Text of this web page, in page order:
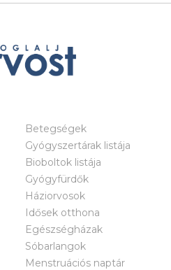
Betegségek
Gyógyszertárak listája
Bioboltok listája
Gyógyfürdők
Háziorvosok
Idősek otthona
Egészségházak
Sóbarlangok
Menstruációs naptár